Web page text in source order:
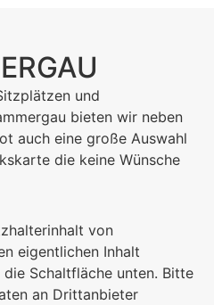
und
bieten wir neben
auch eine große Auswahl
die keine Wünsche
von
eigentlichen Inhalt
Schaltfläche unten. Bitte
an Drittanbieter